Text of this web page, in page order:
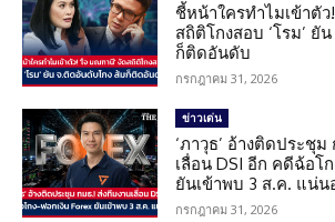
ชี้หน้าใครทำไมเข้าตั
สถิติโกงสอบ ‘โรม’
ก็ติดอันดับ
กรกฎาคม 31, 2026
ข่าวเด่น
‘ภาวุธ’ อ้างติดประชุ
เลื่อน DSI อีก คดีฉ้อโ
ยันเข้าพบ 3 ส.ค. แน่น
กรกฎาคม 31, 2026